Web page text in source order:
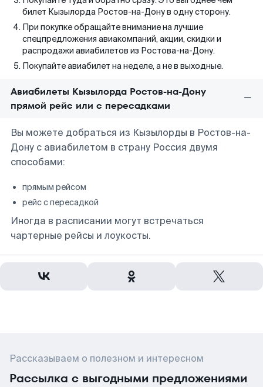
билет Кызылорда Ростов-на-Дону в одну сторону.
При покупке обращайте внимание на лучшие
спецпредложения авиакомпаний, акции, скидки и
распродажи авиабилетов из Ростова-на-Дону.
Покупайте авиабилет на неделе, а не в выходные.
Авиабилеты Кызылорда Ростов-на-Дону
прямой рейс или с пересадками
Вы можете добраться из Кызылорды в Ростов-на-
Дону с авиабилетом в страну Россия двумя
способами:
прямым рейсом
рейс с пересадкой
Иногда в расписании могут встречаться
чартерные рейсы и лоукосты.
Рассказываем о полезном и интересном
Рассылка с выгодными предложениями